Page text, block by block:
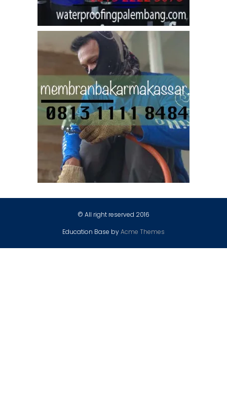
© All right reserved 2016
Education Base byAcme Themes